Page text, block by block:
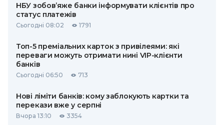
НБУ зобов’яже банки інформувати клієнтів про
статус платежів
Сьогодні 08:02 1791
Топ-5 преміальних карток з привілеями: які
переваги можуть отримати нині VIP-клієнти
банків
Сьогодні 06:50 713
Нові ліміти банків: кому заблокують картки та
перекази вже у серпні
Вчора 13:10 3354